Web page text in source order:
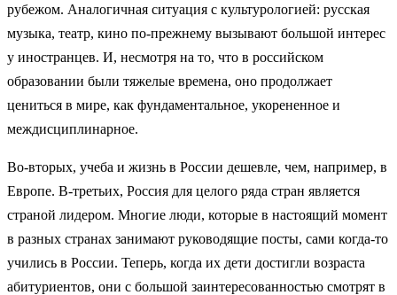
рубежом. Аналогичная ситуация с культурологией: русская
музыка, театр, кино по-прежнему вызывают большой интерес
у иностранцев. И, несмотря на то, что в российском
образовании были тяжелые времена, оно продолжает
цениться в мире, как фундаментальное, укорененное и
междисциплинарное.
Во-вторых, учеба и жизнь в России дешевле, чем, например, в
Европе. В-третьих, Россия для целого ряда стран является
страной лидером. Многие люди, которые в настоящий момент
в разных странах занимают руководящие посты, сами когда-то
учились в России. Теперь, когда их дети достигли возраста
абитуриентов, они с большой заинтересованностью смотрят в